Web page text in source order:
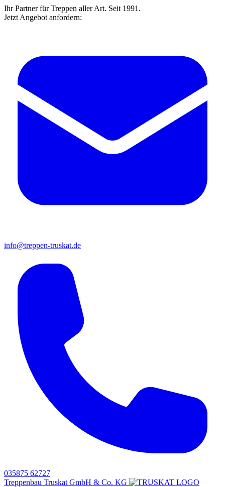
Ihr Partner für Treppen aller Art. Seit 1991.
Jetzt Angebot anfordern:
info@treppen-truskat.de
035875 62727
Treppenbau Truskat GmbH & Co. KG